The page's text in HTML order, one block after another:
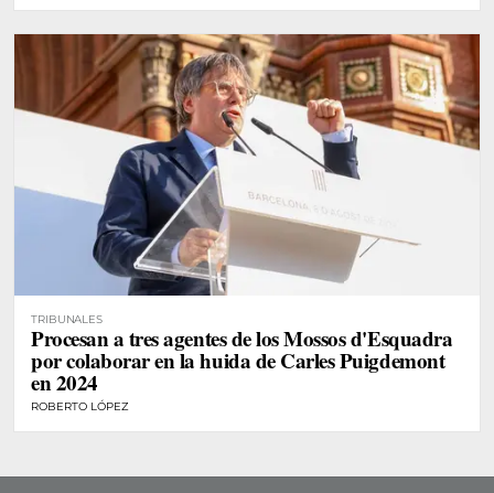
TRIBUNALES
Procesan a tres agentes de los Mossos d'Esquadra
por colaborar en la huida de Carles Puigdemont
en 2024
ROBERTO LÓPEZ